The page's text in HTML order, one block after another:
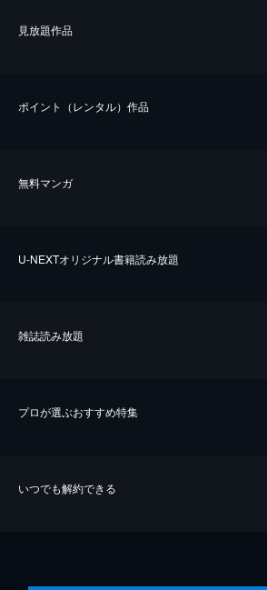
⾒放題作品
ポイント（レンタル）作品
無料マンガ
U-NEXTオリジナル書籍読み放題
雑誌読み放題
プロが選ぶおすすめ特集
いつでも解約できる